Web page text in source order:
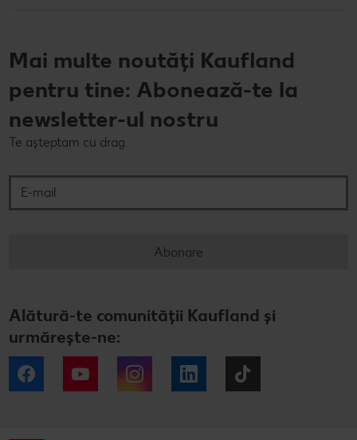
Mai multe noutăți Kaufland
pentru tine: Abonează-te la
newsletter-ul nostru
Te așteptam cu drag.
Abonare
Alătură-te comunității Kaufland și
urmărește-ne:
Facebook YouTube Instagram LinkedIn